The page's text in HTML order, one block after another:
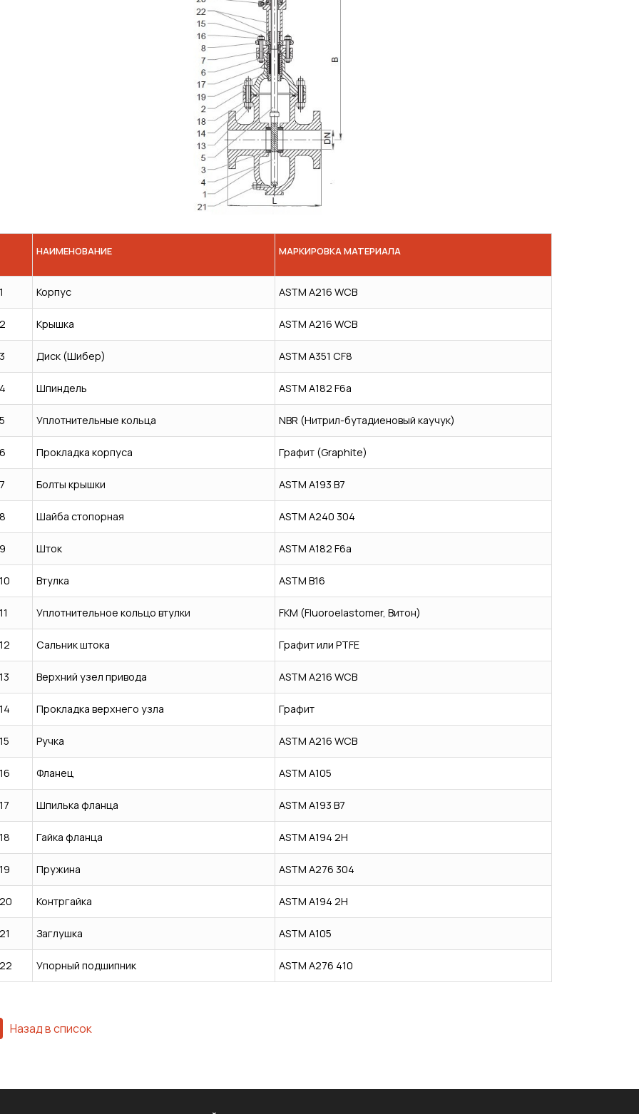
НАИМЕНОВАНИЕ МАРКИРОВКА МАТЕРИАЛА
1 Корпус ASTM A216 WCB
2 Крышка ASTM A216 WCB
3 Диск (Шибер) ASTM A351 CF8
4 Шпиндель ASTM A182 F6a
5 Уплотнительные кольца NBR (Нитрил-бутадиеновый каучук)
6 Прокладка корпуса Графит (Graphite)
7 Болты крышки ASTM A193 B7
8 Шайба стопорная ASTM A240 304
9 Шток ASTM A182 F6a
10 Втулка ASTM B16
11 Уплотнительное кольцо втулки FKM (Fluoroelastomer, Витон)
12 Сальник штока Графит или PTFE
13 Верхний узел привода ASTM A216 WCB
14 Прокладка верхнего узла Графит
15 Ручка ASTM A216 WCB
16 Фланец ASTM A105
17 Шпилька фланца ASTM A193 B7
18 Гайка фланца ASTM A194 2H
19 Пружина ASTM A276 304
20 Контргайка ASTM A194 2H
21 Заглушка ASTM A105
22 Упорный подшипник ASTM A276 410
Назад в список